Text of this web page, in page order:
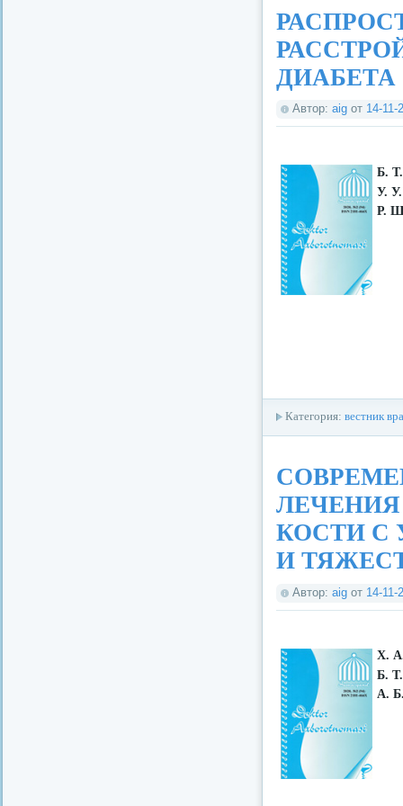
Автор: aig от 14-11-
Б.
У.
Р.
Категория: вестник
КОСТИ С
И
Автор: aig от 14-11-
Х.
Б.
А.